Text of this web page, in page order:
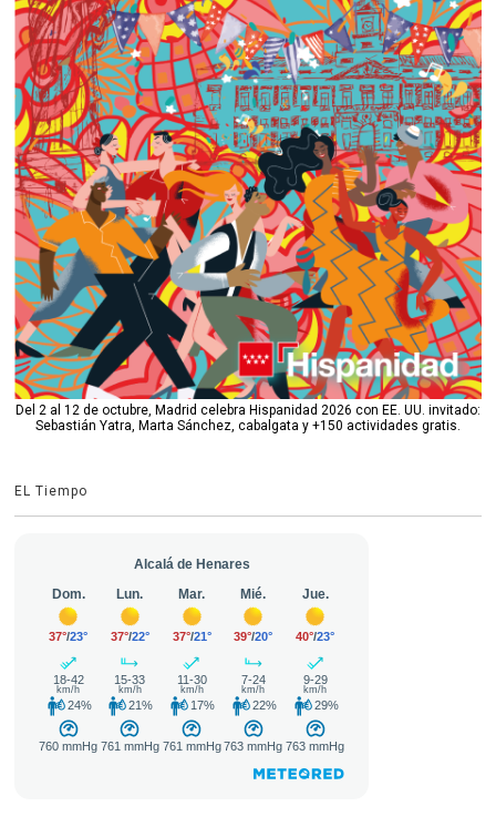
Del 2 al 12 de octubre, Madrid celebra Hispanidad 2026 con EE. UU. invitado:
Sebastián Yatra, Marta Sánchez, cabalgata y +150 actividades gratis.
EL Tiempo